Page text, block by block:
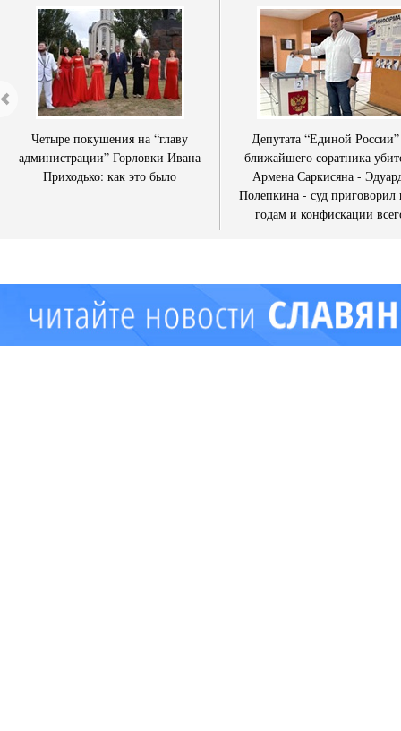
Четыре покушения на “главу
администрации” Горловки Ивана
Приходько: как это было
Депутата “Единой
ближайшего соратника
Армена Саркисяна -
Полепкина - суд приговорил
годам и конфискации